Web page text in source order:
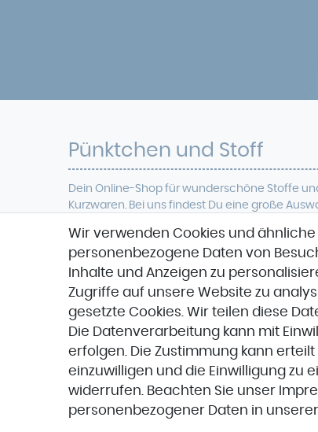
Pünktchen und Stoff
Dein Online-Shop für wunderschöne Stoffe
Kurzwaren. Bei uns findest Du eine große
wie Viskose, Jersey, Cord, French Terry,
Softshell, Denim, Jacquard, Veganes Leder
Zudem führen wir eine große Anzahl
Designer-Stoffe und Marken wie Hamburger
Stenzo,
Stoffspektakel oder Glünz.
Wir verwenden Cookies und
personenbezogene Daten von
Inhalte und Anzeigen zu
Zugriffe auf unsere Website zu
gesetzte Cookies. Wir teilen diese
Die Datenverarbeitung kann mit
erfolgen. Die Zustimmung kann
einzuwilligen und die Einwilligung zu
widerrufen. Beachten Sie unser
personenbezogener Daten in unserer